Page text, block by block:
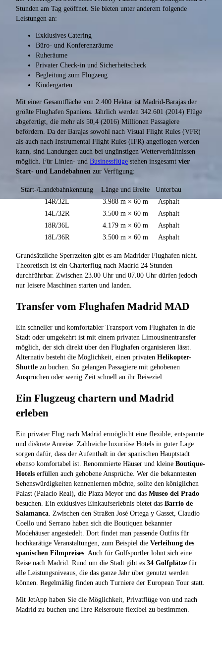
Stunden am Tag geöffnet. Sie bieten unter anderem folgende
Leistungen an:
Exklusives Catering
Büro- und Konferenzräume
Ruheräume
Privater Check-in und Sicherheitscheck
Begleitung zum Flugzeug
Kindergarten
Mit einer Gesamtfläche von 2.400 Hektar ist Madrid-Barajas der
größte Flughafen Spaniens. Jährlich werden 342.601 (2014) Flüge
abgefertigt, die mehr als 50,4 (2016) Millionen Passagiere
befördern. Da der Barajas sowohl nach Visual Flight Rules (VFR)
als auch nach Instrumental Flight Rules (IFR) angeflogen werden
kann, sind Landungen auch bei ungünstigen Wetterverhältnissen
möglich. Für Linien- und Businessflüge stehen insgesamt vier
Start- und Landebahnen zur Verfügung:
Start-/Landebahnkennung Länge und Breite
Unterbau
14R/32L
3.988 m × 60 m
Asphalt
14L/32R
3.500 m × 60 m
Asphalt
18R/36L
4.179 m × 60 m
Asphalt
18L/36R
3.500 m × 60 m Asphalt
Grundsätzliche Sperrzeiten gibt es am Madrider Flughafen nicht.
Theoretisch ist ein Charterflug nach Madrid 24 Stunden
durchführbar. Zwischen 23.00 Uhr und 07.00 Uhr dürfen jedoch
nur leisere Maschinen starten und landen.
Transfer vom Flughafen Madrid MAD
Ein schneller und komfortabler Transport vom Flughafen in die
Stadt oder umgekehrt ist mit einem privaten Limousinentransfer
möglich, der sich direkt über den Flughafen organisieren lässt.
Alternativ besteht die Möglichkeit, einen privaten Helikopter-
Shuttle zu buchen. So gelangen Passagiere mit gehobenen
Ansprüchen oder wenig Zeit schnell an ihr Reiseziel.
Ein Flugzeug chartern und Madrid
erleben
Ein privater Flug nach Madrid ermöglicht eine flexible, entspannte
und diskrete Anreise. Zahlreiche luxuriöse Hotels in guter Lage
sorgen dafür, dass der Aufenthalt in der spanischen Hauptstadt
ebenso komfortabel ist. Renommierte Häuser und kleine Boutique-
Hotels erfüllen auch gehobene Ansprüche. Wer die bekanntesten
Sehenswürdigkeiten kennenlernen möchte, sollte den königlichen
Palast (Palacio Real), die Plaza Meyor und das Museo del Prado
besuchen. Ein exklusives Einkaufserlebnis bietet das Barrio de
Salamanca . Zwischen den Straßen José Ortega y Gasset, Claudio
Coello und Serrano haben sich die Boutiquen bekannter
Modehäuser angesiedelt. Dort findet man passende Outfits für
hochkarätige Veranstaltungen, zum Beispiel die Verleihung des
spanischen Filmpreises . Auch für Golfsportler lohnt sich eine
Reise nach Madrid. Rund um die Stadt gibt es 34 Golfplätze für
alle Leistungsniveaus, die das ganze Jahr über genutzt werden
können. Regelmäßig finden auch Turniere der European Tour statt.
Mit JetApp haben Sie die Möglichkeit, Privatflüge von und nach
Madrid zu buchen und Ihre Reiseroute flexibel zu bestimmen.